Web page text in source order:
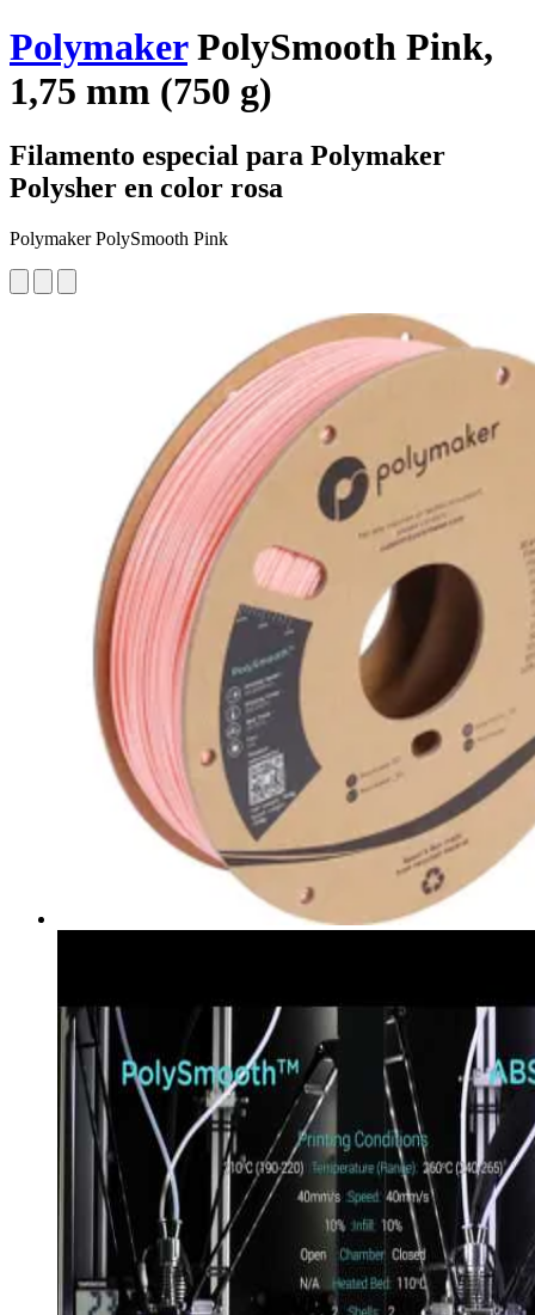
PolymakerPolySmooth Pink,
1,75 mm (750 g)
Filamento especial para Polymaker
Polysher en color rosa
Polymaker PolySmooth Pink